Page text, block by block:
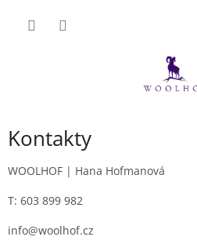
Kontakty
WOOLHOF | Hana Hofmanová
T: 603 899 982
info@woolhof.cz